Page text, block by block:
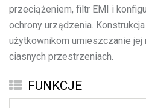
przeciążeniem, filtr EMI i
ochrony urządzenia.
użytkownikom umieszczanie jej
ciasnych przestrzeniach.
FUNKCJE